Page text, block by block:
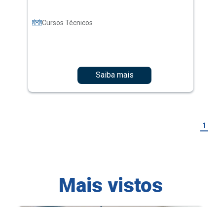
Cursos Técnicos
Saiba mais
1
Mais vistos